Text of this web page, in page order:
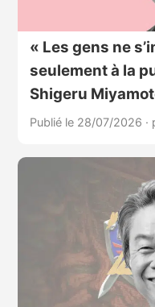
« Les gens ne
seulement à la
Shigeru
Publié le 28/07/2026 ·